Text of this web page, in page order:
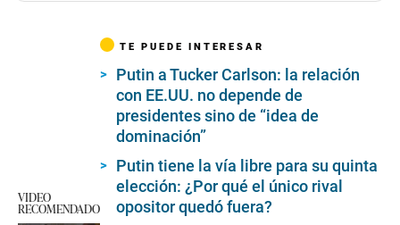
VIDEO
RECOMENDADO
TE PUEDE INTERESAR
Putin a Tucker Carlson: la relación
con EE.UU. no depende de
presidentes sino de “idea de
dominación”
Putin tiene la vía libre para su quinta
elección: ¿Por qué el único rival
opositor quedó fuera?